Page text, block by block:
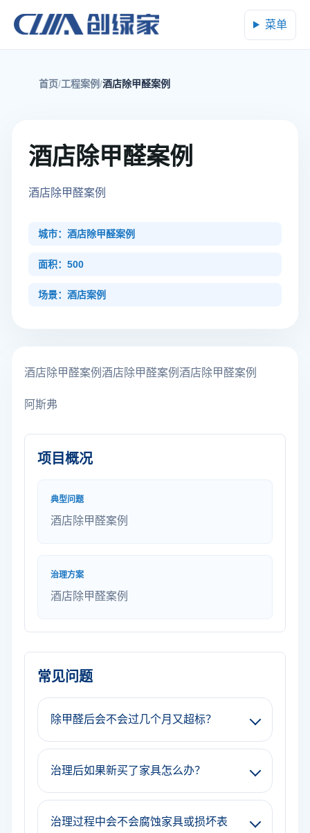
菜单
首页 工程案例 酒店除甲醛案例
酒店除甲醛案例
酒店除甲醛案例
城市：酒店除甲醛案例
面积：500
场景：酒店案例
酒店除甲醛案例酒店除甲醛案例酒店除甲醛案例
阿斯弗
项目概况
典型问题
酒店除甲醛案例
治理方案
酒店除甲醛案例
常见问题
除甲醛后会不会过几个月又超标？
治理后如果新买了家具怎么办？
治理过程中会不会腐蚀家具或损坏表